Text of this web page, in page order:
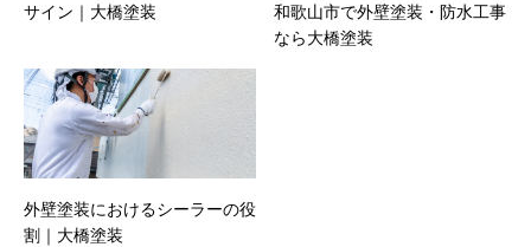
サイン｜大橋塗装
和歌山市で外壁塗装・防水工事
なら大橋塗装
外壁塗装におけるシーラーの役
割｜大橋塗装